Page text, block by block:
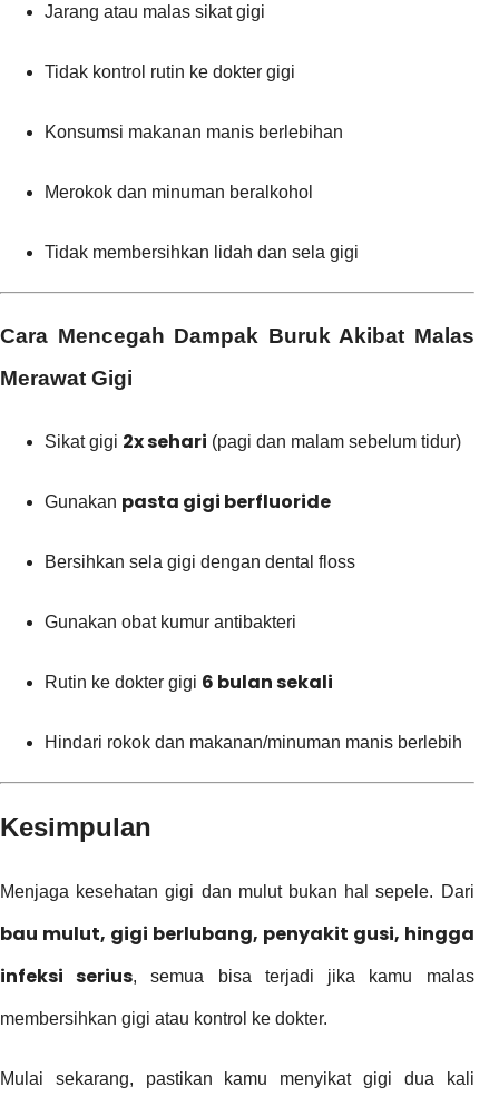
Jarang atau malas sikat gigi
Tidak kontrol rutin ke dokter gigi
Konsumsi makanan manis berlebihan
Merokok dan minuman beralkohol
Tidak membersihkan lidah dan sela gigi
Cara Mencegah Dampak Buruk Akibat Malas
Merawat Gigi
Sikat gigi 2x sehari (pagi dan malam sebelum tidur)
Gunakan pasta gigi berfluoride
Bersihkan sela gigi dengan dental floss
Gunakan obat kumur antibakteri
Rutin ke dokter gigi 6 bulan sekali
Hindari rokok dan makanan/minuman manis berlebih
Kesimpulan
Menjaga kesehatan gigi dan mulut bukan hal sepele. Dari
bau mulut, gigi berlubang, penyakit gusi, hingga
infeksi serius, semua bisa terjadi jika kamu malas
membersihkan gigi atau kontrol ke dokter.
Mulai sekarang, pastikan kamu menyikat gigi dua kali